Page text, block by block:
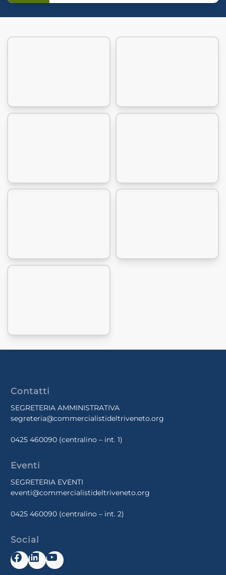
Contatti
SEGRETERIA AMMINISTRATIVA
segreteria@commercialistideltriveneto.org
0425 460090 (centralino – int. 1)
Eventi
SEGRETERIA EVENTI
eventi@commercialistideltriveneto.org
0425 460090 (centralino – int. 2)
Social
Facebook
LinkedIn
YouTube